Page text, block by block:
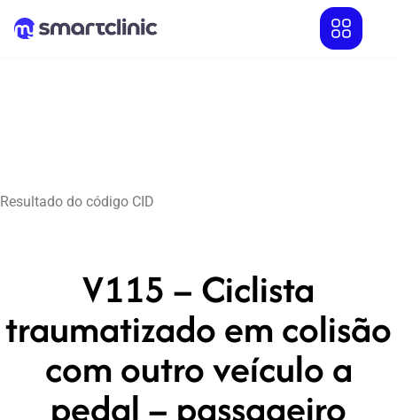
Resultado do código CID
V115 – Ciclista
traumatizado em colisão
com outro veículo a
pedal – passageiro